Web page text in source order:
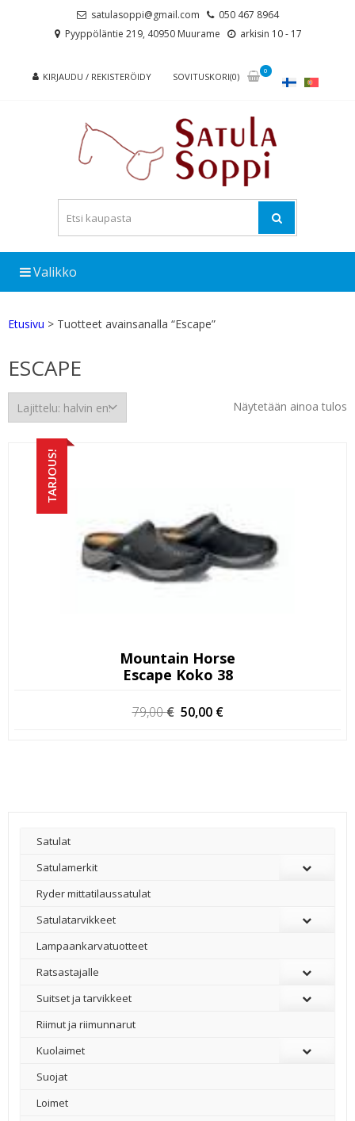
satulasoppi@gmail.com
050 467 8964
Pyyppöläntie 219, 40950 Muurame
arkisin 10 - 17
KIRJAUDU / REKISTERÖIDY SOVITUSKORI(0)
0
Valikko
Etusivu > Tuotteet avainsanalla “Escape”
ESCAPE
Näytetään ainoa tulos
TARJOUS!
Mountain Horse
Escape Koko 38
79,00€ Alkuperäinen
50,00 €
Satulat
Satulamerkit
Ryder mittatilaussatulat
Satulatarvikkeet
–
Lampaankarvatuotteet
Ratsastajalle
Suitset ja tarvikkeet
Riimut ja riimunnarut
Kuolaimet
Suojat
Loimet